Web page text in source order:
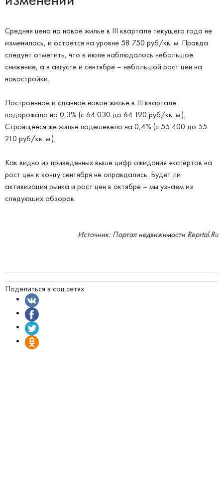
Средняя цена на новое жилье в III квартале текущего года не
изменилась, и остается на уровне 58 750 руб/кв. м. Правда
следует отметить, что в июле наблюдалось небольшое
снижение, а в августе и сентябре – небольшой рост цен на
новостройки.
Построенное и сданное новое жилье в III квартале
подорожало на 0,3% (с 64 030 до 64 190 руб/кв. м.).
Строящееся же жилье подешевело на 0,4% (с 55 400 до 55
210 руб/кв. м.).
Как видно из приведенных выше цифр ожидания экспертов на
рост цен к концу сентября не оправдались. Будет ли
активизация рынка и рост цен в октябре – мы узнаем из
следующих обзоров.
Источник: Портал недвижимости Reprtal.Ru
Поделиться в соц.сетях